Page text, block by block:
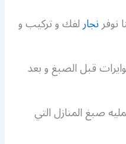
نوفرنجارلفك و تركيب و
قبل الصبغ و بعد
صبغ المنازل التي